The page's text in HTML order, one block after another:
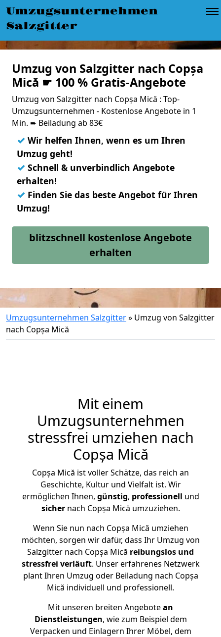
Umzugsunternehmen
Salzgitter
Umzug von Salzgitter nach Copșa
Mică ☛ 100 % Gratis-Angebote
Umzug von Salzgitter nach Copșa Mică : Top-
Umzugsunternehmen - Kostenlose Angebote in 1
Min. ➨ Beiladung ab 83€
✓ Wir helfen Ihnen, wenn es um Ihren
Umzug geht!
✓ Schnell & unverbindlich Angebote
erhalten!
✓ Finden Sie das beste Angebot für Ihren
Umzug!
blitzschnell kostenlose Angebote
erhalten
Umzugsunternehmen Salzgitter» Umzug von Salzgitter
nach Copșa Mică
Mit einem
Umzugsunternehmen
stressfrei umziehen nach
Copșa Mică
Copșa Mică ist voller Schätze, das reich an
Geschichte, Kultur und Vielfalt ist. Wir
ermöglichen Ihnen, günstig, professionell und
sichernach Copșa Mică umzuziehen.
Wenn Sie nun nach Copșa Mică umziehen
möchten, sorgen wir dafür, dass Ihr Umzug von
Salzgitter nach Copșa Mică reibungslos und
stressfrei verläuft. Unser erfahrenes Netzwerk
plant Ihren Umzug oder Beiladung nach Copșa
Mică individuell und professionell.
Mit unseren breiten Angebotean
Dienstleistungen, wie zum Beispiel dem
Verpacken und Einlagern Ihrer Möbel, dem